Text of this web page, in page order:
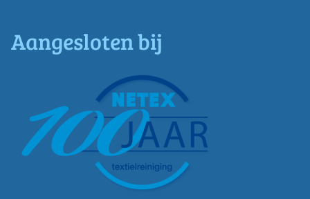
Aangesloten bij